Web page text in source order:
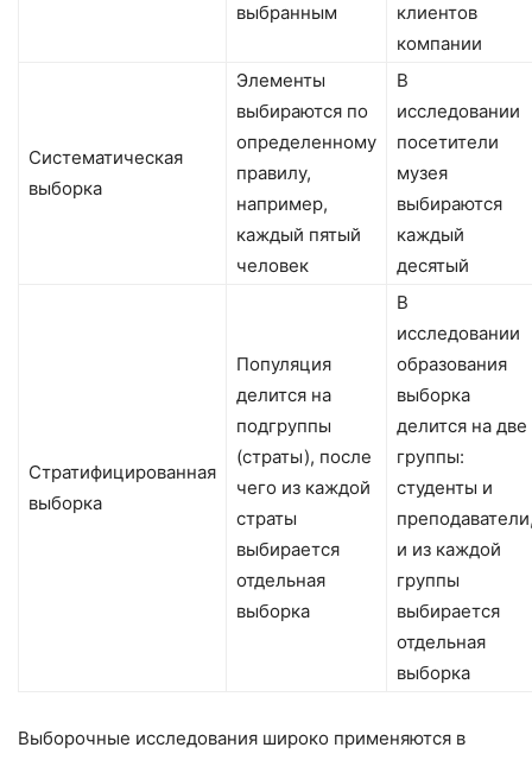
выбранным
клиентов
компании
Систематическая
выборка
Элементы
выбираются по
определенному
правилу,
например,
каждый пятый
человек
В
исследовании
посетители
музея
выбираются
каждый
десятый
Стратифицированная
выборка
Популяция
делится на
подгруппы
(страты), после
чего из каждой
страты
выбирается
отдельная
выборка
В
исследовании
образования
выборка
делится на две
группы:
студенты и
и из каждой
группы
выбирается
отдельная
выборка
Выборочные исследования широко применяются в